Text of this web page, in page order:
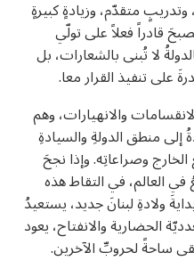
متقدّم، وزيادةٍ كبيرةٍ
قادراً فعلاً على تولّي
لا تُبنى بالشعارات، بل
على تنفيذ القرار معا.
والانهيارات، وهم
إلى منطق الدولةِ والسيادةِ
الخارج وصراعاتِه. وإذا نجحَ
في العالم، في التقاط هذه
ولادةِ لبنانَ جديد، يستعيدُ
الحضارية والانفتاح، يعود
ساحةً لحروبِّ الآخرين.